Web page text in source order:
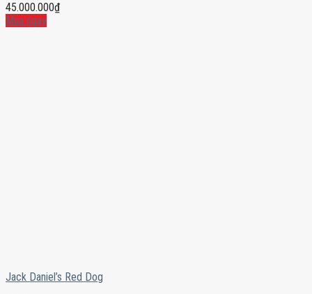
45.000.000₫
Mua ngay
Jack Daniel’s Red Dog